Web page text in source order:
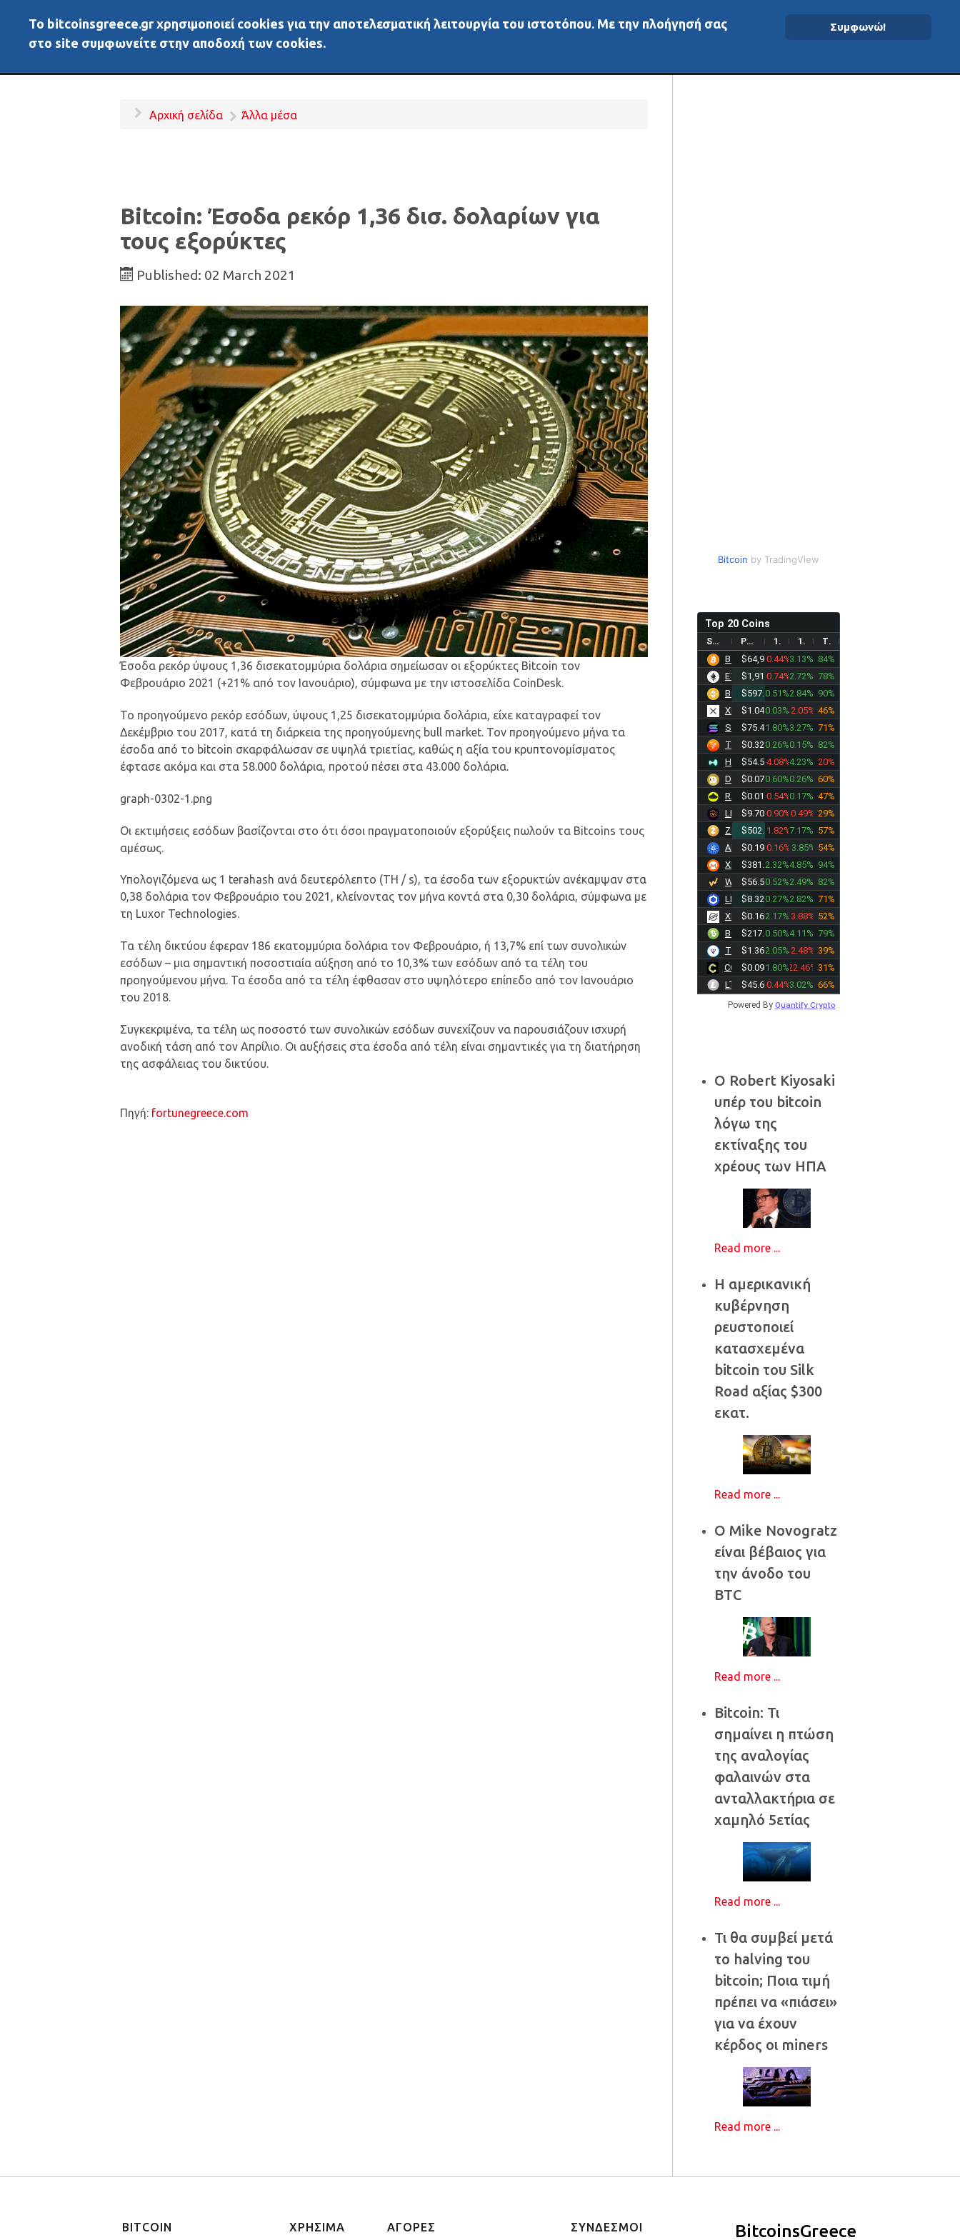
BitcoinsGreeceΑρχική
Αρχική σελίδα Άλλα μέσα
Bitcoin: Έσοδα ρεκόρ 1,36 δισ. δολαρίων για
τους εξορύκτες
Published: 02 March 2021
Έσοδα ρεκόρ ύψους 1,36 δισεκατομμύρια δολάρια σημείωσαν οι εξορύκτες Bitcoin τον
Φεβρουάριο 2021 (+21% από τον Ιανουάριο), σύμφωνα με την ιστοσελίδα CoinDesk.
Το προηγούμενο ρεκόρ εσόδων, ύψους 1,25 δισεκατομμύρια δολάρια, είχε καταγραφεί τον
Δεκέμβριο του 2017, κατά τη διάρκεια της προηγούμενης bull market. Τον προηγούμενο μήνα τα
έσοδα από το bitcoin σκαρφάλωσαν σε υψηλά τριετίας, καθώς η αξία του κρυπτονομίσματος
έφτασε ακόμα και στα 58.000 δολάρια, προτού πέσει στα 43.000 δολάρια.
graph-0302-1.png
Οι εκτιμήσεις εσόδων βασίζονται στο ότι όσοι πραγματοποιούν εξορύξεις πωλούν τα Bitcoins τους
αμέσως.
Υπολογιζόμενα ως 1 terahash ανά δευτερόλεπτο (TH / s), τα έσοδα των εξορυκτών ανέκαμψαν στα
0,38 δολάρια τον Φεβρουάριο του 2021, κλείνοντας τον μήνα κοντά στα 0,30 δολάρια, σύμφωνα με
τη Luxor Technologies.
Τα τέλη δικτύου έφεραν 186 εκατομμύρια δολάρια τον Φεβρουάριο, ή 13,7% επί των συνολικών
εσόδων – μια σημαντική ποσοστιαία αύξηση από το 10,3% των εσόδων από τα τέλη του
προηγούμενου μήνα. Τα έσοδα από τα τέλη έφθασαν στο υψηλότερο επίπεδο από τον Ιανουάριο
του 2018.
Συγκεκριμένα, τα τέλη ως ποσοστό των συνολικών εσόδων συνεχίζουν να παρουσιάζουν ισχυρή
ανοδική τάση από τον Απρίλιο. Οι αυξήσεις στα έσοδα από τέλη είναι σημαντικές για τη διατήρηση
της ασφάλειας του δικτύου.
Πηγή: fortunegreece.com
Bitcoin by TradingView
Top 20 Coins
SYMBOL PRICE 1D% 1W% TREND
BTC$64,958.80
-0.44%3.13% 84%
ETH$1,918.11
-0.74%2.72% 78%
BNB$597.460.51%2.84% 90%
XRP $1.04280.03%-2.05% 46%
SOL$75.4826
1.80%3.27% 71%
TRX$0.32900.26%0.15% 82%
HYPE$54.5136
-4.08%4.23% 20%
DOGE$0.07050.60%0.26% 60%
RAIN$0.0127-0.54%0.17% 47%
LEO $9.7070-0.90%-0.49% 29%
ZEC $502.89-1.82%7.17% 57%
ADA$0.1995-0.16%13.85% 54%
XMR$381.142.32%4.85% 94%
WBT$56.5130
0.52%2.49% 82%
LINK$8.32200.27%2.82% 71%
XLM$0.16502.17%-3.88% 52%
BCH$217.240.50%4.11% 79%
TONCOIN
$1.36592.05%-2.48% 39%
CC
$0.09101.80%-22.46% 31%
LTC $45.6500
-0.44%3.02% 66%
Powered By Quantify Crypto
Ο Robert Kiyosaki
υπέρ του bitcoin
λόγω της
εκτίναξης του
χρέους των ΗΠΑ
Read more ...
Η αμερικανική
κυβέρνηση
ρευστοποιεί
κατασχεμένα
bitcoin του Silk
Road αξίας $300
εκατ.
Read more ...
Ο Mike Novogratz
είναι βέβαιος για
την άνοδο του
BTC
Read more ...
Bitcoin: Τι
σημαίνει η πτώση
της αναλογίας
φαλαινών στα
ανταλλακτήρια σε
χαμηλό 5ετίας
Read more ...
Τι θα συμβεί μετά
το halving του
bitcoin; Ποια τιμή
πρέπει να «πιάσει»
για να έχουν
κέρδος οι miners
Read more ...
BITCOIN ΧΡΗΣΙΜΑ ΑΓΟΡΕΣ ΣΥΝΔΕΣΜΟΙ BitcoinsGreece
To bitcoinsgreece.gr χρησιμοποιεί cookies για την αποτελεσματική λειτουργία του ιστοτόπου. Με την πλοήγησή σας
στο site συμφωνείτε στην αποδοχή των cookies.
Συμφωνώ!